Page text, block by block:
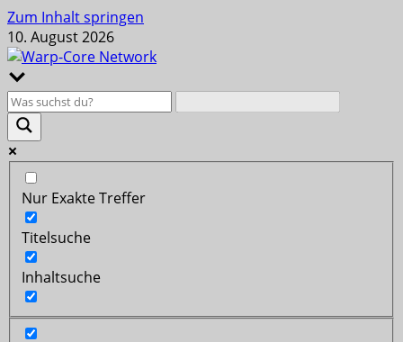
Zum Inhalt springen
10. August 2026
Nur Exakte Treffer
Titelsuche
Inhaltsuche